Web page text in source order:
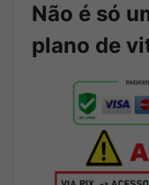
Não é só
plano de